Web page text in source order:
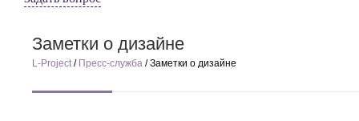
Заметки о дизайне
L-Project/ Пресс-служба / Заметки о дизайне